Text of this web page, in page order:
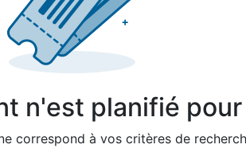
n'est planifié
correspond à vos critères de